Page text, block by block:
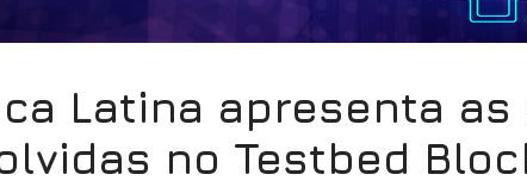
Latina apresenta
no Testbed